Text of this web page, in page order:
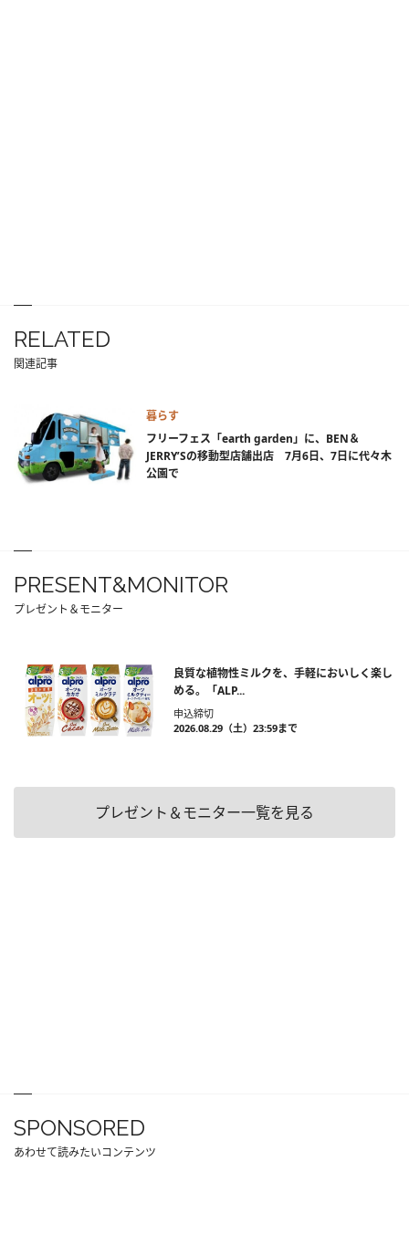
RELATED
関連記事
暮らす
フリーフェス「earth garden」に、BEN＆
JERRY’Sの移動型店舗出店 7月6日、7日に代々木
公園で
PRESENT&MONITOR
プレゼント＆モニター
良質な植物性ミルクを、手軽においしく楽し
める。「ALP...
申込締切
2026.08.29（土）23:59まで
プレゼント＆モニター一覧を見る
SPONSORED
あわせて読みたいコンテンツ